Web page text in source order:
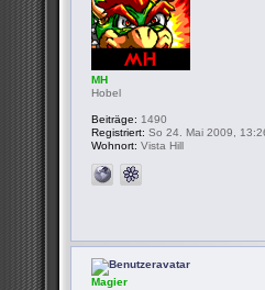
MH
Hobel
Beiträge: 1490
Registriert: So 24. Mai 2009,
Wohnort: Vista Hill
Magier